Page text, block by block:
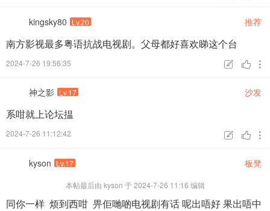
kingsky80 Lv.20 推荐
南方影视最多粤语抗战电视剧。父母都好喜欢睇这个台
2024-7-26 19:56:35  

神之影 Lv.17 沙发
系咁就上论坛揾
2024-7-26 11:12:42  

kyson Lv.17 板凳
本帖最后由 kyson 于 2024-7-26 11:16 编辑
同你一样 烦到西咁 畀佢哋啲电视剧有话 呢出唔好 果出唔中